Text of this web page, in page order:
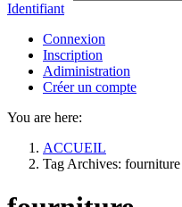
Identifiant
Connexion
Inscription
Adiministration
Créer un compte
You are here:
ACCUEIL
Tag Archives: fourniture